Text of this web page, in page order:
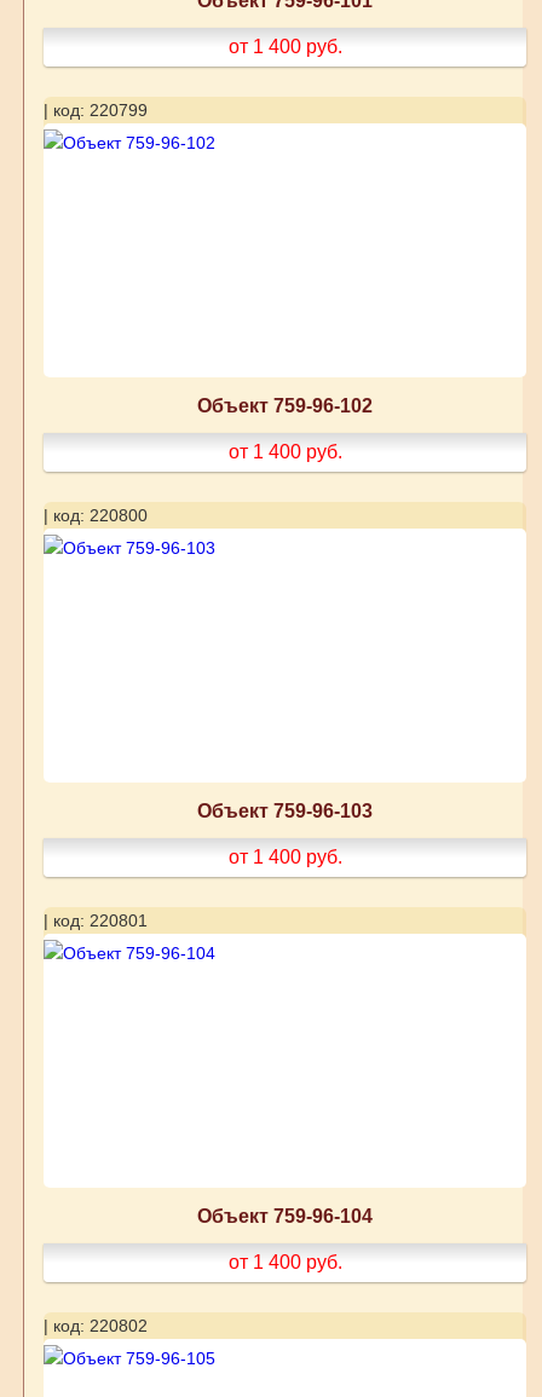
от 1 400 руб.
| код: 220799
Объект 759-96-102
от 1 400 руб.
| код: 220800
Объект 759-96-103
от 1 400 руб.
| код: 220801
Объект 759-96-104
от 1 400 руб.
| код: 220802